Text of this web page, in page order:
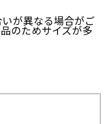
）
県）
が異なる場合がご
のためサイズが多